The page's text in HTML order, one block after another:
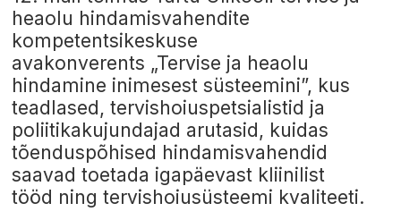
heaolu hindamisvahendite
kompetentsikeskuse
avakonverents „Tervise ja heaolu
hindamine inimesest süsteemini”, kus
teadlased, tervishoiuspetsialistid ja
poliitikakujundajad arutasid, kuidas
tõenduspõhised hindamisvahendid
saavad toetada igapäevast kliinilist
tööd ning tervishoiusüsteemi kvaliteeti.